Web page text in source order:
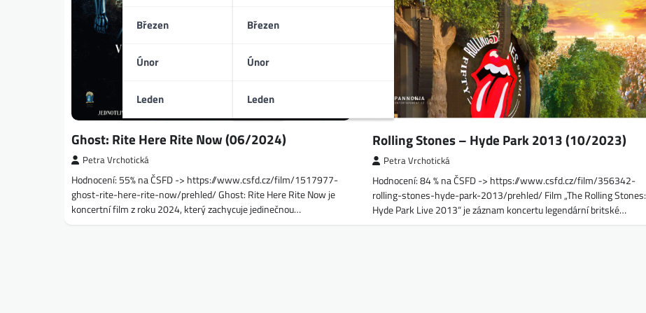
Březen
Únor
Leden
Březen
Únor
Leden
Ghost: Rite Here Rite Now (06/2024)
Petra Vrchotická
Hodnocení: 55% na ČSFD -> https://www.csfd.cz/film/1517977-
ghost-rite-here-rite-now/prehled/ Ghost: Rite Here Rite Now je
koncertní film z roku 2024, který zachycuje jedinečnou…
Rolling Stones – Hyde Park 2013 (10/2023)
Petra Vrchotická
Hodnocení: 84 % na ČSFD -> https://www.csfd.cz/film/356342-
rolling-stones-hyde-park-2013/prehled/ Film „The Rolling Stones:
Hyde Park Live 2013“ je záznam koncertu legendární britské…